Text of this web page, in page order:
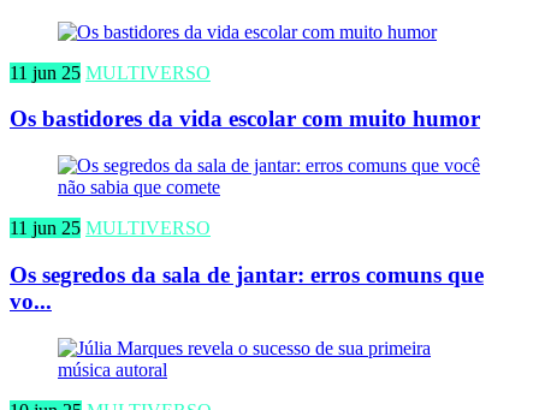
11 jun 25 MULTIVERSO
Os bastidores da vida escolar com muito humor
11 jun 25 MULTIVERSO
Os segredos da sala de jantar: erros comuns que
vo...